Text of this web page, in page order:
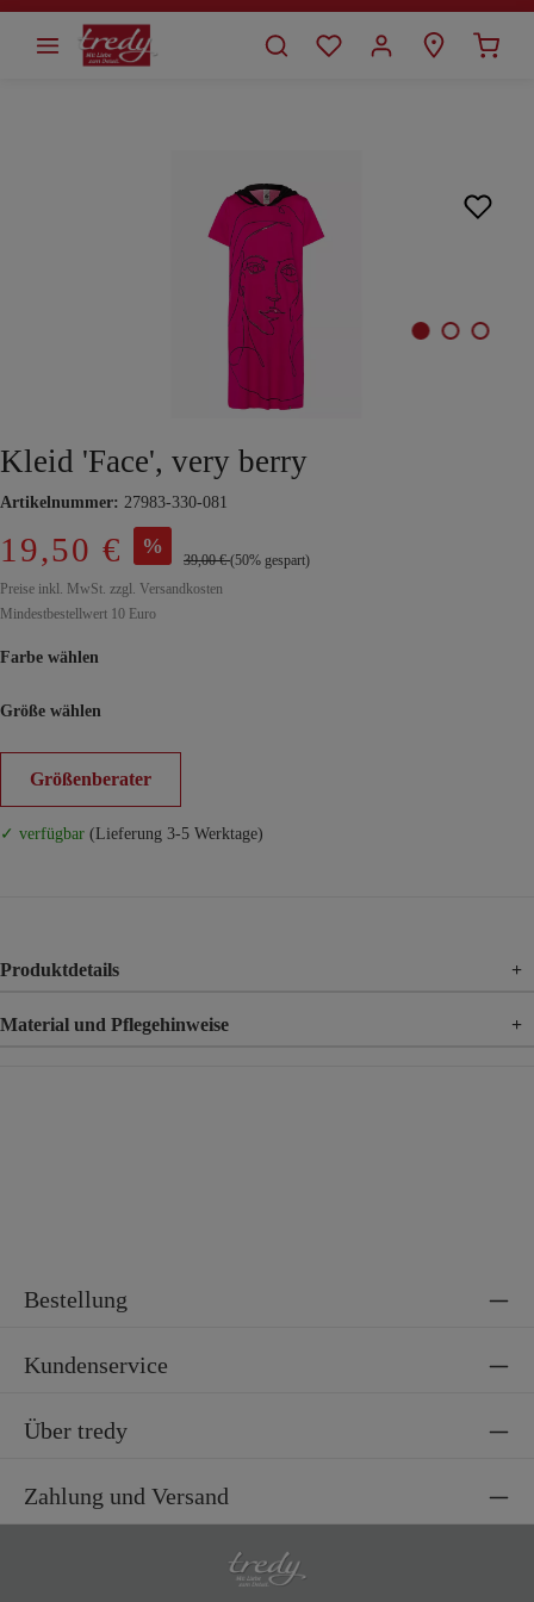
springen
Kleid 'Face', very berry
Artikelnummer: 27983-330-081
19,50 € %
39,00 €(50% gespart)
Preise inkl. MwSt. zzgl. Versandkosten
Mindestbestellwert 10 Euro
Farbe wählen
Größe wählen
Größenberater
✓ verfügbar (Lieferung 3-5 Werktage)
Produktdetails +
Material und Pflegehinweise +
Bestellung
Kundenservice
Über tredy
Zahlung und Versand